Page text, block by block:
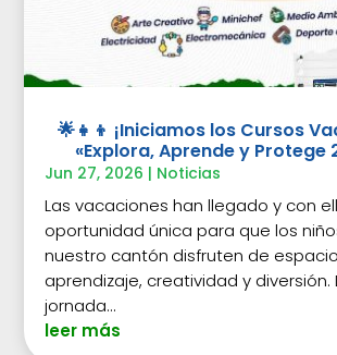
🌟👧👦 ¡Iniciamos los Cursos
«Explora, Aprende y Protege
Jun 27, 2026 | Noticias
Las vacaciones han llegado y con
oportunidad única para que los
nuestro cantón disfruten de
aprendizaje, creatividad y
jornada...
leer más